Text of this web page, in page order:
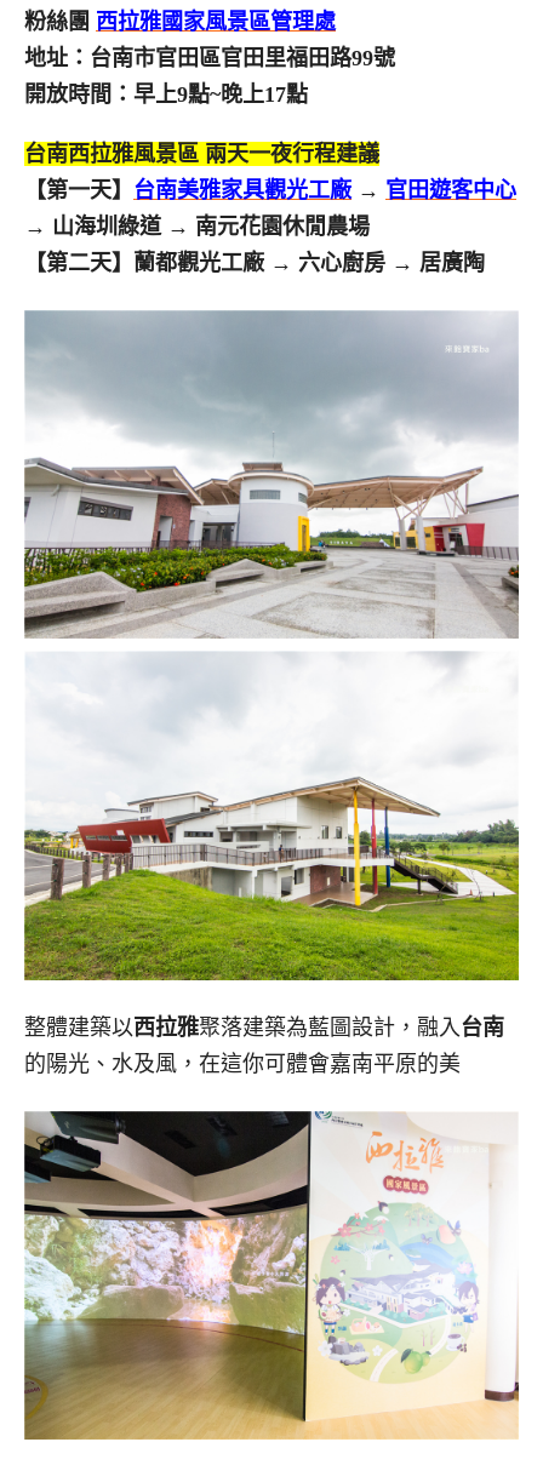
粉絲團 西拉雅國家風景區管理處
地址：台南市官田區官田里福田路99號
開放時間：早上9點~晚上17點
台南西拉雅風景區 兩天一夜行程建議
【第一天】 台南美雅家具觀光工廠 → 官田遊客中心
→ 山海圳綠道 → 南元花園休閒農場
【第二天】蘭都觀光工廠 → 六心廚房 → 居廣陶
整體建築以西拉雅聚落建築為藍圖設計，融入 台南
的陽光、水及風，在這你可體會嘉南平原的美